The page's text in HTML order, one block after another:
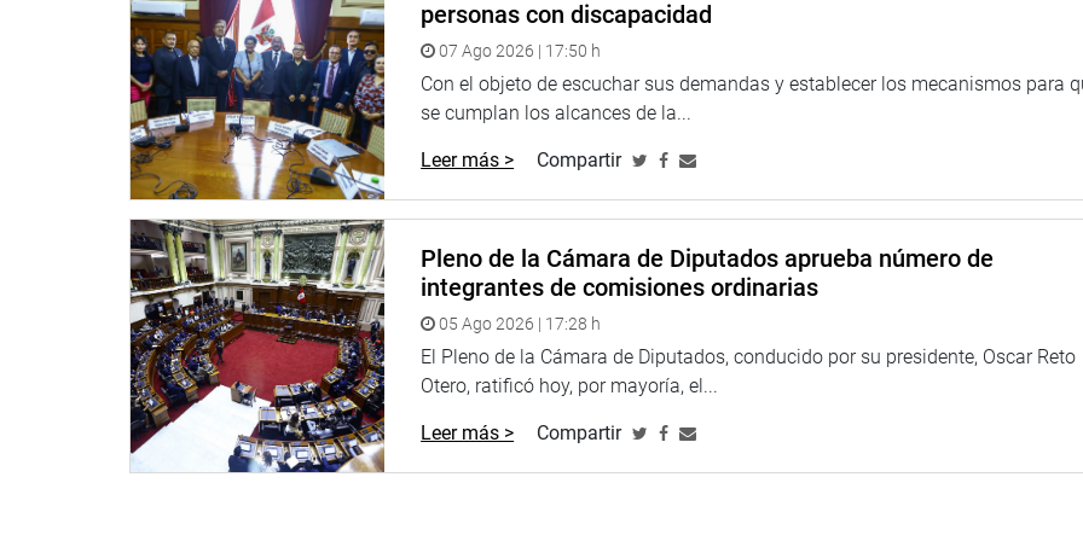
El parlamentario Roberto Sánchez Palomino visitó las instalaciones del gobierno regional, y se reunió con la
gobernadora, Rosa Vásquez, consejeros y funcionarios, para evaluar las “necesidades de inversión para el
crecimiento económico y social de la Región Lima”.
personas con discapacidad
07 Ago 2026 | 17:50 h
Con el objeto de escuchar sus demandas y establecer los mecanismos para
se cumplan los alcances de la...
Leer más > Compartir
Pleno de la Cámara de Diputados aprueba número de
integrantes de comisiones ordinarias
05 Ago 2026 | 17:28 h
El Pleno de la Cámara de Diputados, conducido por su presidente, Oscar Reto
Otero, ratificó hoy, por mayoría, el...
Leer más > Compartir